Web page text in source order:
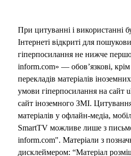
При цитуванні і використанні
Інтернеті відкриті для
гіперпосилання не нижче
inform.com» — обов’язкові,
перекладів матеріалів
умови гіперпосилання на сайт
сайт іноземного ЗМІ.
матеріалів у офлайн-медіа,
SmartTV можливе лише з
inform.com". Матеріали з
дисклеймером: “Матеріал